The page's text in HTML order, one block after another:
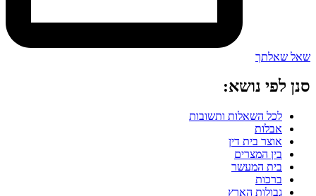
שאל שאלתך
סנן לפי נושא:
לכל השאלות ותשובות
אבלות
אוצר בית דין
בין המצרים
בית המעשר
ברכות
גבולות הארץ